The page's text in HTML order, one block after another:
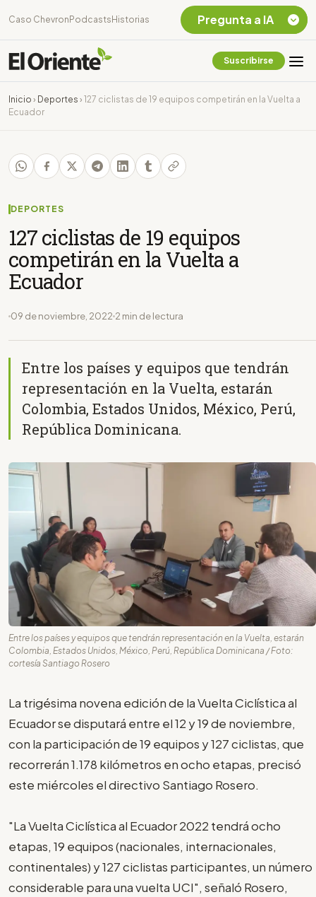
Caso Chevron Podcasts Historias
Suscribirse
Inicio › Deportes › 127 ciclistas de 19 equipos competirán en la Vuelta a
Ecuador
DEPORTES
127 ciclistas de 19 equipos
competirán en la Vuelta a
Ecuador
09 de noviembre, 2022 2 min de lectura
Entre los países y equipos que tendrán
representación en la Vuelta, estarán
Colombia, Estados Unidos, México, Perú,
República Dominicana.
Entre los países y equipos que tendrán representación en la Vuelta, estarán
Colombia, Estados Unidos, México, Perú, República Dominicana / Foto:
cortesía Santiago Rosero
La trigésima novena edición de la Vuelta Ciclística al
Ecuador se disputará entre el 12 y 19 de noviembre,
con la participación de 19 equipos y 127 ciclistas, que
recorrerán 1.178 kilómetros en ocho etapas, precisó
este miércoles el directivo Santiago Rosero.
"La Vuelta Ciclística al Ecuador 2022 tendrá ocho
etapas, 19 equipos (nacionales, internacionales,
continentales) y 127 ciclistas participantes, un número
considerable para una vuelta UCI", señaló Rosero,
Pregunta a IA
Chevron Ecuador